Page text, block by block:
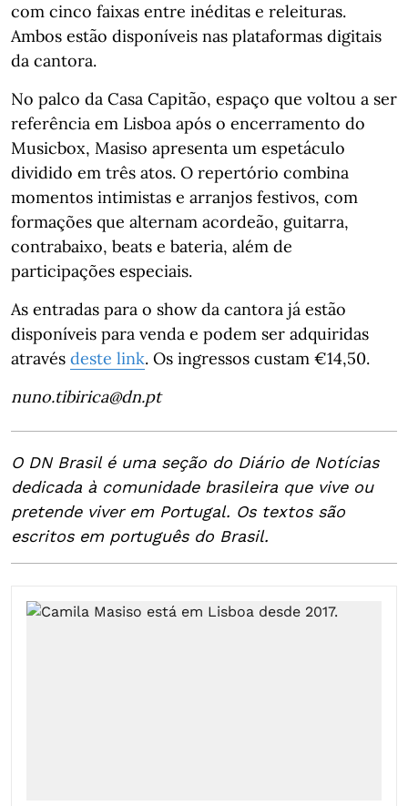
com cinco faixas entre inéditas e releituras.
Ambos estão disponíveis nas plataformas digitais
da cantora.
No palco da Casa Capitão, espaço que voltou a ser
referência em Lisboa após o encerramento do
Musicbox, Masiso apresenta um espetáculo
dividido em três atos. O repertório combina
momentos intimistas e arranjos festivos, com
formações que alternam acordeão, guitarra,
contrabaixo, beats e bateria, além de
participações especiais.
As entradas para o show da cantora já estão
disponíveis para venda e podem ser adquiridas
através deste link. Os ingressos custam €14,50.
nuno.tibirica@dn.pt
O DN Brasil é uma seção do Diário de Notícias
dedicada à comunidade brasileira que vive ou
pretende viver em Portugal. Os textos são
escritos em português do Brasil.